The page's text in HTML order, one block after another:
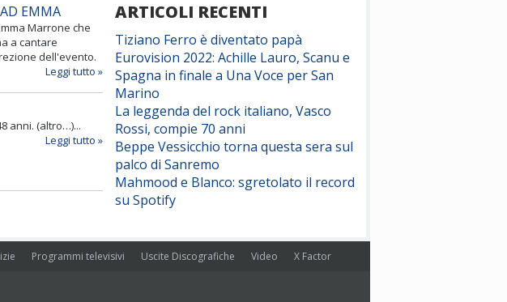
EMMA
Marrone che
a cantare
dell'evento.
Leggi tutto »
anni. (altro…)...
Leggi tutto »
ARTICOLI RECENTI
Tiziano Ferro è diventato papà
Eurovision 2022: Achille Lauro, Scanu e
Spagna in finale a Una Voce per San
Marino
La leggenda del rock italiano, Vasco
Rossi, compie 70 anni
Beppe Vessicchio torna questa sera sul
palco di Sanremo
Mahmood e Blanco: sgretolato il record
su Spotify
Programmi televisivi Uscite Discografiche Video X Factor